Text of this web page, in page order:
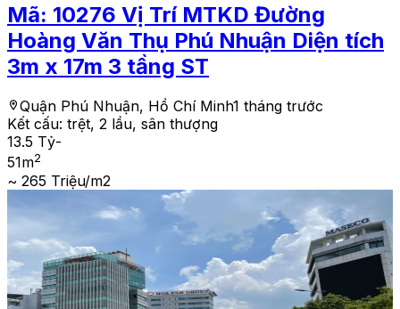
Mã: 10276 Vị Trí MTKD Đường
Hoàng Văn Thụ Phú Nhuận Diện tích
3m x 17m 3 tầng ST
Quận Phú Nhuận, Hồ Chí Minh1 tháng trước
Kết cấu: trệt, 2 lầu, sân thượng
13.5 Tỷ-
51m2
~ 265 Triệu/m2